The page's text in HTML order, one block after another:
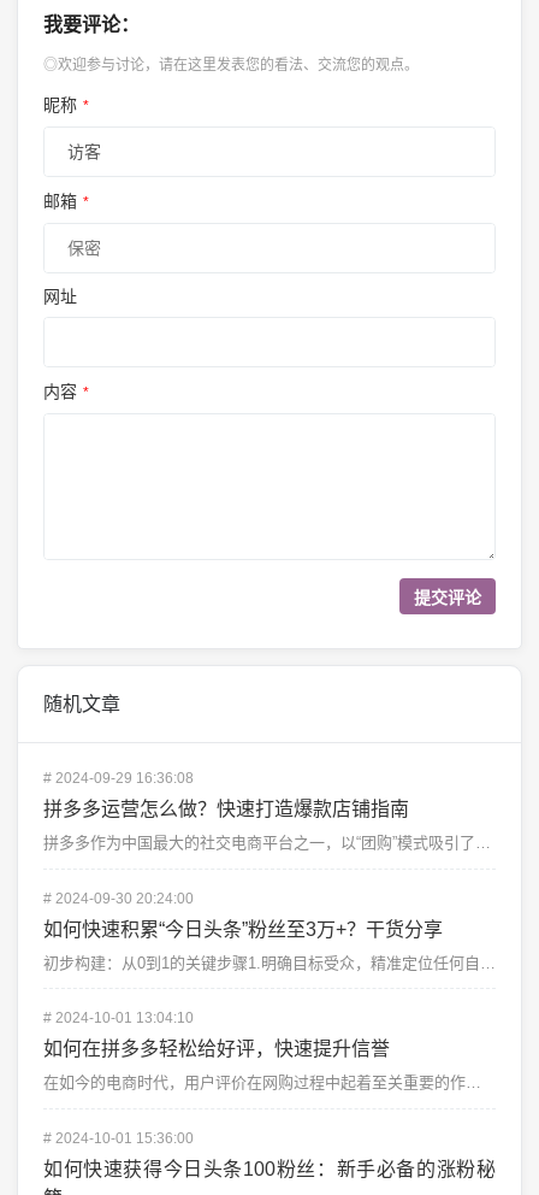
我要评论：
◎欢迎参与讨论，请在这里发表您的看法、交流您的观点。
昵称 *
邮箱 *
网址
内容 *
随机文章
# 2024-09-29 16:36:08
拼多多运营怎么做？快速打造爆款店铺指南
拼多多作为中国最大的社交电商平台之一，以“团购”模式吸引了大批用户。对于卖家来说，拼多多不仅是一个销...
# 2024-09-30 20:24:00
如何快速积累“今日头条”粉丝至3万+？干货分享
# 2024-10-01 13:04:10
如何在拼多多轻松给好评，快速提升信誉
在如今的电商时代，用户评价在网购过程中起着至关重要的作用。不仅仅对卖家产生影响，买家们也往往会根据其...
# 2024-10-01 15:36:00
如何快速获得今日头条100粉丝：新手必备的涨粉秘